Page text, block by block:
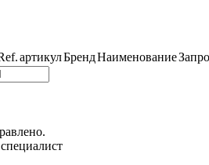
артикулБрендНаименование